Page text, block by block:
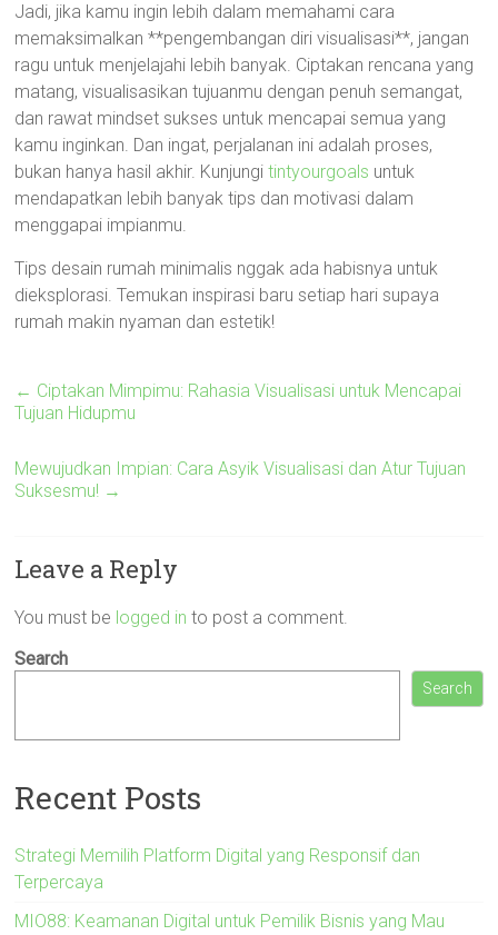
Jadi, jika kamu ingin lebih dalam memahami cara
memaksimalkan **pengembangan diri visualisasi**, jangan
ragu untuk menjelajahi lebih banyak. Ciptakan rencana yang
matang, visualisasikan tujuanmu dengan penuh semangat,
dan rawat mindset sukses untuk mencapai semua yang
kamu inginkan. Dan ingat, perjalanan ini adalah proses,
bukan hanya hasil akhir. Kunjungitintyourgoals untuk
mendapatkan lebih banyak tips dan motivasi dalam
menggapai impianmu.
Tips desain rumah minimalis nggak ada habisnya untuk
dieksplorasi. Temukan inspirasi baru setiap hari supaya
rumah makin nyaman dan estetik!
← Ciptakan Mimpimu: Rahasia Visualisasi untuk Mencapai
Tujuan Hidupmu
Mewujudkan Impian: Cara Asyik Visualisasi dan Atur Tujuan
Suksesmu! →
Leave a Reply
You must be logged in to post a comment.
Search
Search
Recent Posts
Strategi Memilih Platform Digital yang Responsif dan
Terpercaya
MIO88: Keamanan Digital untuk Pemilik Bisnis yang Mau